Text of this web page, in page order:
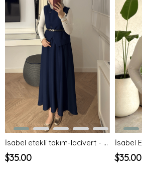
İsabel etekli takım-lacivert - vakronline
$35.00 $35.00